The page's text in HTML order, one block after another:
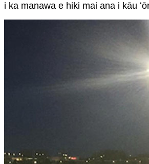
i ka manawa e hiki mai ana i kāu